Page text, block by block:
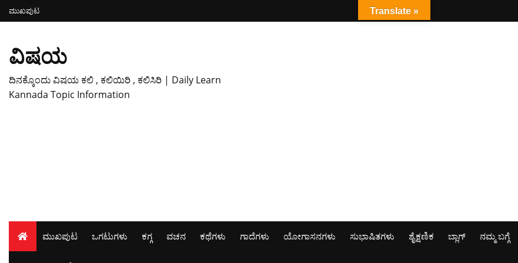
ಮುಖಪುಟ
ವಿಷಯ
ದಿನಕ್ಕೊಂದು ವಿಷಯ ಕಲಿ , ಕಲಿಯಿರಿ , ಕಲಿಸಿರಿ | Daily Learn
Kannada Topic Information
ಮುಖಪುಟ ಒಗಟುಗಳು ಕಗ್ಗ ವಚನ ಕಥೆಗಳು ಗಾದೆಗಳು ಯೋಗಾಸನಗಳು ಸುಭಾಷಿತಗಳು ಶೈಕ್ಷಣಿಕ ಬ್ಲಾಗ್ ನಮ್ಮ ಬಗ್ಗೆ
Translate »